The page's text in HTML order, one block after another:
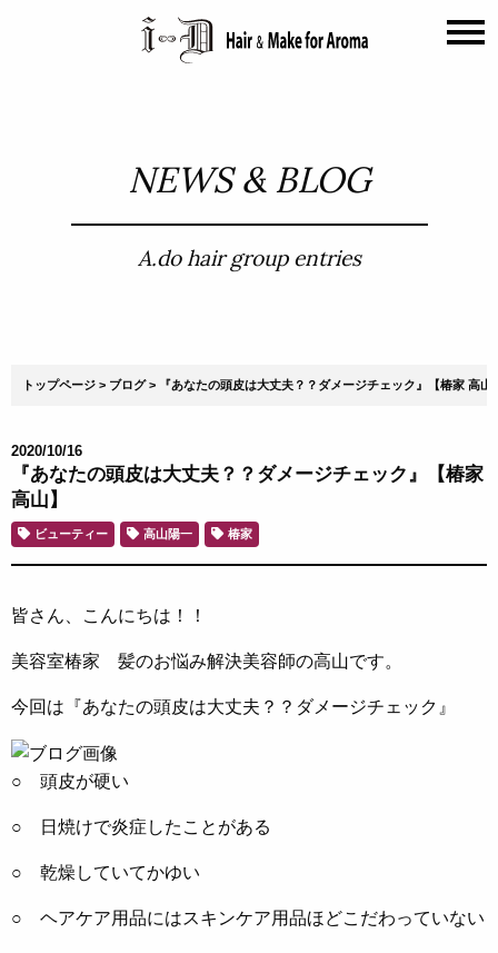
NEWS & BLOG
A.do hair group entries
トップページ ブログ 『あなたの頭皮は大丈夫？？ダメージチェック』【椿家 高山
2020/10/16
『あなたの頭皮は大丈夫？？ダメージチェック』【椿家
高山】
ビューティー 高山陽一 椿家
皆さん、こんにちは！！
美容室椿家 髪のお悩み解決美容師の高山です。
今回は『あなたの頭皮は大丈夫？？ダメージチェック』
○ 頭皮が硬い
○ 日焼けで炎症したことがある
○ 乾燥していてかゆい
○ ヘアケア用品にはスキンケア用品ほどこだわっていない